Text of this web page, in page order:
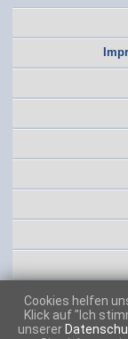
Cookies helfen
Klick auf "Ich
unserer